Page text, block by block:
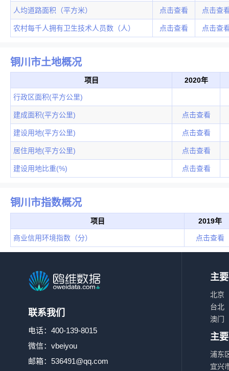
人均道路面积（平方米） 点击查看 点击查
农村每千人拥有卫生技术人员数（人） 点击查看 点击查
铜川市土地概况
项目 2020年
行政区面积(平方公里)
建成面积(平方公里) 点击查看
建设用地(平方公里) 点击查看
居住用地(平方公里) 点击查看
建设用地比重(%) 点击查看
铜川市指数概况
项目 2019年
商业信用环境指数（分） 点击查看
联系我们
电话：400-139-8015
微信：vbeiyou
邮箱： 536491@qq.com
主
北京
台北
澳门
主
浦东
宜兴